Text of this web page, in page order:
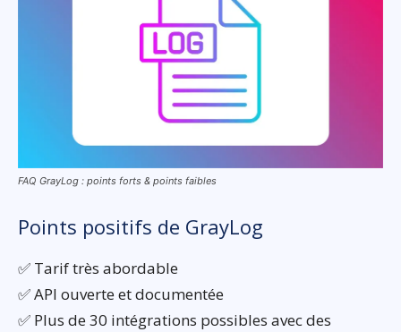
FAQ GrayLog : points forts & points faibles
Points positifs de GrayLog
✅ Tarif très abordable
✅ API ouverte et documentée
✅ Plus de 30 intégrations possibles avec des